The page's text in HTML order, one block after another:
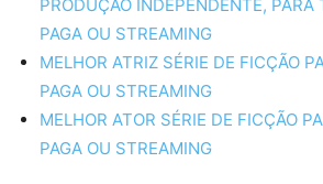
PRODUÇÃO INDEPENDENTE, PARA
PAGA OU STREAMING
MELHOR ATRIZ SÉRIE DE FICÇÃO
PAGA OU STREAMING
MELHOR ATOR SÉRIE DE FICÇÃO
PAGA OU STREAMING